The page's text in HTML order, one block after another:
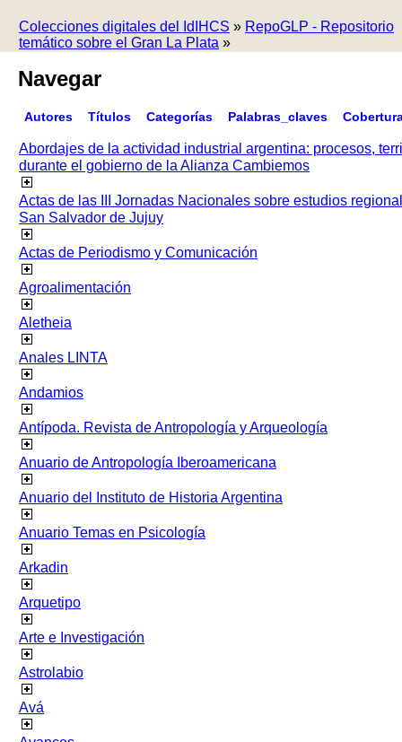
Colecciones digitales del IdIHCS » RepoGLP - Repositorio
temático sobre el Gran La Plata »
Navegar
Autores Títulos Categorías Palabras_claves
Abordajes de la actividad industrial argentina: procesos,
durante el gobierno de la Alianza Cambiemos
Actas de las III Jornadas Nacionales sobre estudios
San Salvador de Jujuy
Actas de Periodismo y Comunicación
Agroalimentación
Aletheia
Anales LINTA
Andamios
Antípoda. Revista de Antropología y Arqueología
Anuario de Antropología Iberoamericana
Anuario del Instituto de Historia Argentina
Anuario Temas en Psicología
Arkadin
Arquetipo
Arte e Investigación
Astrolabio
Avá